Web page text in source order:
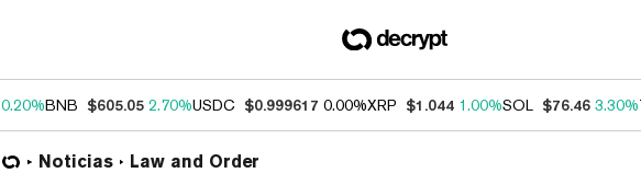
0.20%BNB $605.05 2.70%USDC $0.999617 0.00%XRP $1.044 1.00%SOL $76.46 3.30%
Noticias Law and Order